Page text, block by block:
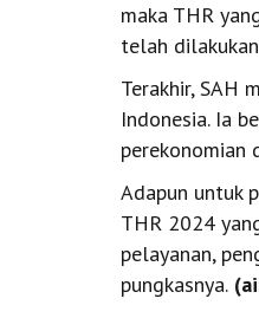
maka THR
telah
Terakhir, SAH
Indonesia. Ia
perekonomian
Adapun untuk
THR 2024
pelayanan,
pungkasnya.